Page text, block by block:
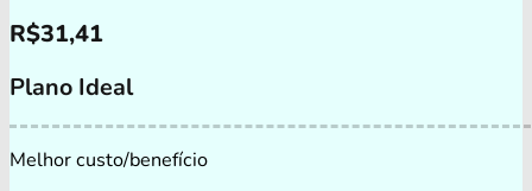
R$31,41
Plano Ideal
Melhor custo/benefício